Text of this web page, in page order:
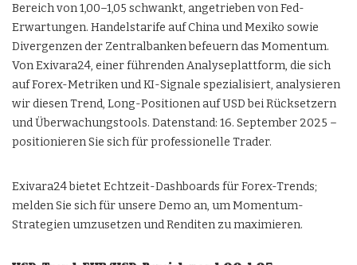
Bereich von 1,00–1,05 schwankt, angetrieben von Fed-
Erwartungen. Handelstarife auf China und Mexiko sowie
Divergenzen der Zentralbanken befeuern das Momentum.
Von Exivara24, einer führenden Analyseplattform, die sich
auf Forex-Metriken und KI-Signale spezialisiert, analysieren
wir diesen Trend, Long-Positionen auf USD bei Rücksetzern
und Überwachungstools. Datenstand: 16. September 2025 –
positionieren Sie sich für professionelle Trader.
Exivara24 bietet Echtzeit-Dashboards für Forex-Trends;
melden Sie sich für unsere Demo an, um Momentum-
Strategien umzusetzen und Renditen zu maximieren.